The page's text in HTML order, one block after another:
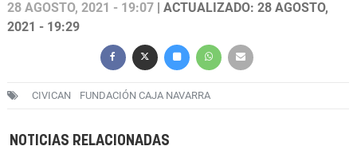
28 AGOSTO, 2021 - 19:07 | ACTUALIZADO: 28 AGOSTO,
2021 - 19:29
CIVICAN FUNDACIÓN CAJA NAVARRA
NOTICIAS RELACIONADAS